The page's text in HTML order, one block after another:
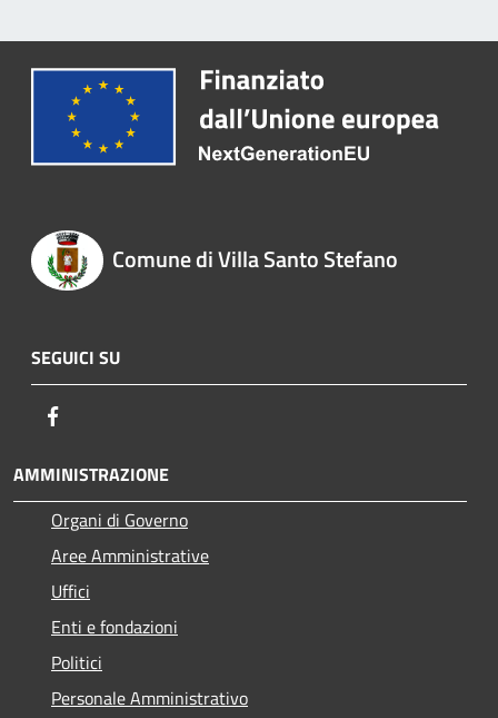
Comune di Villa Santo Stefano
SEGUICI SU
AMMINISTRAZIONE
Organi di Governo
Aree Amministrative
Uffici
Enti e fondazioni
Politici
Personale Amministrativo